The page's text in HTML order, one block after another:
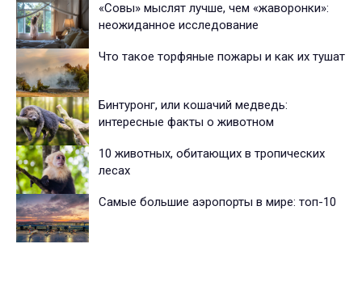
«Совы» мыслят лучше, чем «жаворонки»:
неожиданное исследование
Что такое торфяные пожары и как их тушат
Бинтуронг, или кошачий медведь:
интересные факты о животном
10 животных, обитающих в тропических
лесах
Cамые большие аэропорты в мире: топ-10